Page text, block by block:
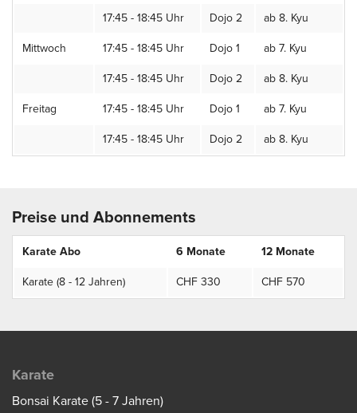
17:45 - 18:45 Uhr Dojo 2 ab 8. Kyu
Mittwoch 17:45 - 18:45 Uhr Dojo 1 ab 7. Kyu
17:45 - 18:45 Uhr Dojo 2 ab 8. Kyu
Freitag 17:45 - 18:45 Uhr Dojo 1 ab 7. Kyu
17:45 - 18:45 Uhr Dojo 2 ab 8. Kyu
Preise und Abonnements
Karate Abo 6 Monate 12 Monate
Karate (8 - 12 Jahren) CHF 330 CHF 570
Karate
Bonsai Karate (5 - 7 Jahren)